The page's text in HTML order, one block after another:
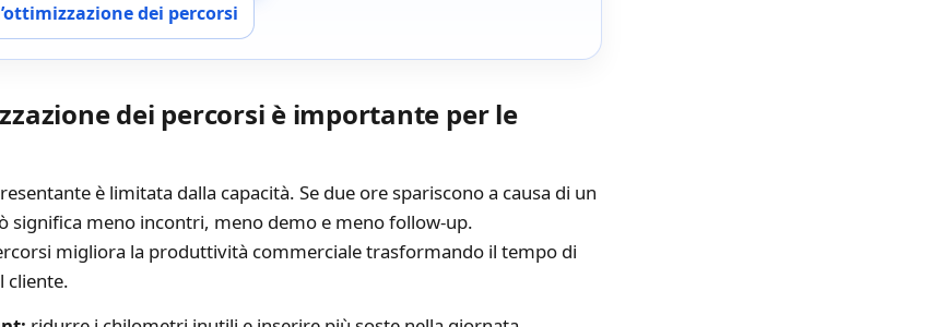
dei percorsi
dei percorsi è importante per le
è limitata dalla capacità. Se due ore spariscono a causa di un
significa meno incontri, meno demo e meno follow-up.
migliora la produttività commerciale trasformando il tempo di
cliente.